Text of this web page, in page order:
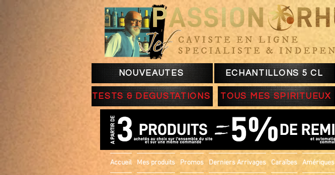
NOUVEAUTES ECHANTILLONS 5 CL
TESTS & DEGUSTATIONS TOUS MES SPIRITUEUX
Accueil Mes produits Promos Derniers Arrivages Caraïbes Amériques